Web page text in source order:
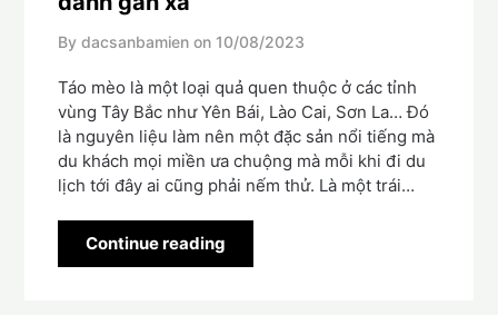
By dacsanbamien on 10/08/2023
Táo mèo là một loại quả quen thuộc ở các tỉnh
vùng Tây Bắc như Yên Bái, Lào Cai, Sơn La… Đó
là nguyên liệu làm nên một đặc sản nổi tiếng mà
du khách mọi miền ưa chuộng mà mỗi khi đi du
lịch tới đây ai cũng phải nếm thử. Là một trái…
Continue reading